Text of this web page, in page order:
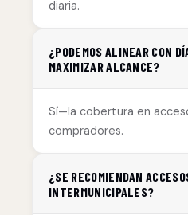
diaria.
¿PODEMOS ALINEAR CON
MAXIMIZAR ALCANCE?
Sí—la cobertura en
compradores.
¿SE RECOMIENDAN
INTERMUNICIPALES?